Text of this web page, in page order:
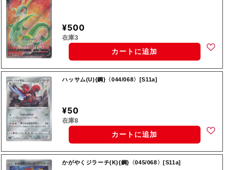
¥500
在庫3
カートに追加
ハッサム(U){鋼}〈044/068〉[S11a]
¥50
在庫8
カートに追加
かがやくジラーチ(K){鋼}〈045/068〉[S11a]